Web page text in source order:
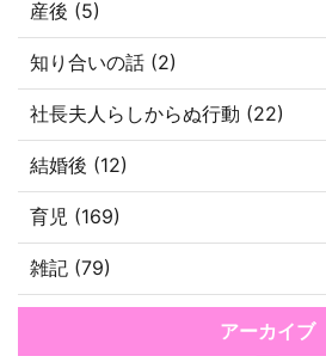
産後 (5)
知り合いの話 (2)
社長夫人らしからぬ行動 (22)
結婚後 (12)
育児 (169)
雑記 (79)
アーカイブ